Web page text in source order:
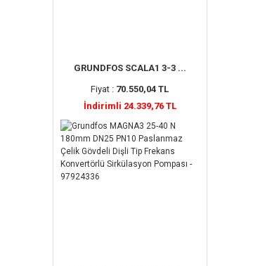
GRUNDFOS SCALA1 3-3 ...
Fiyat : 70.550,04 TL
İndirimli 24.339,76 TL